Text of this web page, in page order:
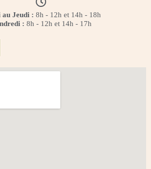
au Jeudi : 8h - 12h et 14h - 18h
: 8h - 12h et 14h - 17h